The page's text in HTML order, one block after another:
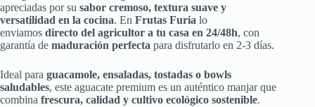
apreciadas por su sabor cremoso, textura suave y
versatilidad en la cocina. En Frutas Furia lo
enviamos directo del agricultor a tu casa en 24/48h, con
garantía de maduración perfecta para disfrutarlo en 2-3 días.
Ideal para guacamole, ensaladas, tostadas o bowls
saludables, este aguacate premium es un auténtico manjar que
combina frescura, calidad y cultivo ecológico sostenible.